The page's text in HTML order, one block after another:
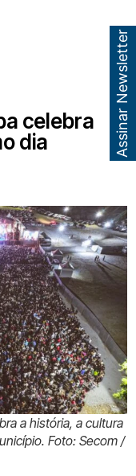
celebra
dia
a história, a cultura
Foto: Secom /
Assinar Newsletter